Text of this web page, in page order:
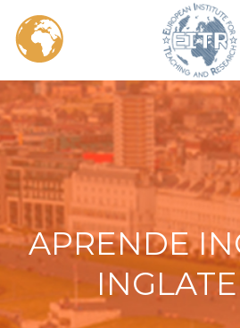
APRENDE